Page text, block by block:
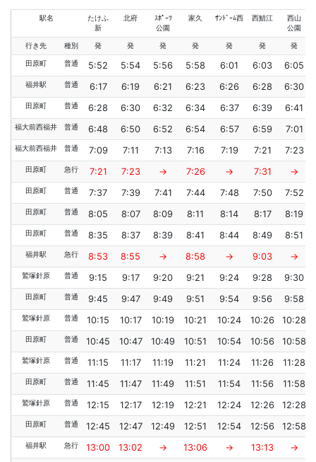
駅名
たけふ
新
北府
ｽﾎﾟｰﾂ
公園
家久 ｻﾝﾄﾞｰﾑ西 西鯖江
西山
公園
行き先 種別 発 発 発 発 発 発 発
田原町 普通 5:52 5:54 5:56 5:58 6:01 6:03 6:05
福井駅 普通 6:17 6:19 6:21 6:23 6:26 6:28 6:30
田原町 普通 6:28 6:30 6:32 6:34 6:37 6:39 6:41
福大前西福井 普通 6:48 6:50 6:52 6:54 6:57 6:59 7:01
福大前西福井 普通 7:09 7:11 7:13 7:16 7:19 7:21 7:23
田原町 急行 7:21 7:23 → 7:26 → 7:31 →
田原町 普通 7:37 7:39 7:41 7:44 7:48 7:50 7:52
田原町 普通 8:05 8:07 8:09 8:11 8:14 8:17 8:19
田原町 普通 8:35 8:37 8:39 8:41 8:44 8:49 8:51
福井駅 急行 8:53 8:55 → 8:58 → 9:03 →
鷲塚針原 普通 9:15 9:17 9:20 9:21 9:24 9:28 9:30
田原町 普通 9:45 9:47 9:49 9:51 9:54 9:56 9:58
鷲塚針原 普通 10:15 10:17 10:19 10:21 10:24 10:26 10:28
田原町 普通 10:45 10:47 10:49 10:51 10:54 10:56 10:58
鷲塚針原 普通 11:15 11:17 11:19 11:21 11:24 11:26 11:28
田原町 普通 11:45 11:47 11:49 11:51 11:54 11:56 11:58
鷲塚針原 普通 12:15 12:17 12:19 12:21 12:24 12:26 12:28
田原町 普通 12:45 12:47 12:49 12:51 12:54 12:56 12:58
福井駅 急行 13:00 13:02 → 13:06 → 13:13 →